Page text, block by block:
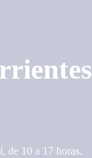
de 10 a 17 horas.